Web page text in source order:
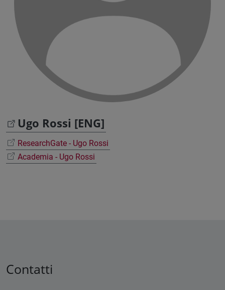
Ugo Rossi [ENG]
ResearchGate - Ugo Rossi
Academia - Ugo Rossi
Contatti